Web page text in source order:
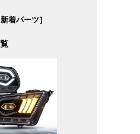
新着パーツ］